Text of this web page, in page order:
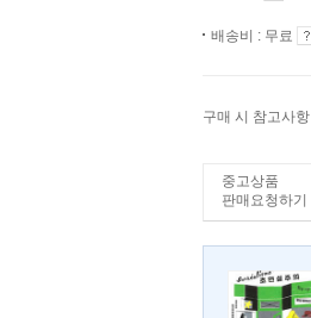
배송비 : 무료
구매 시 참고사항
중고상품
판매요청하기